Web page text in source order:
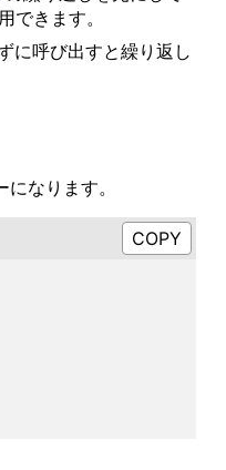
きます。
に呼び出すと繰り返し
なります。